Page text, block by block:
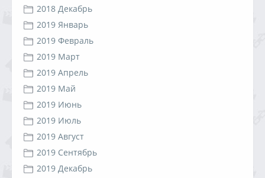
2018 Декабрь
2019 Январь
2019 Февраль
2019 Март
2019 Апрель
2019 Май
2019 Июнь
2019 Июль
2019 Август
2019 Сентябрь
2019 Декабрь